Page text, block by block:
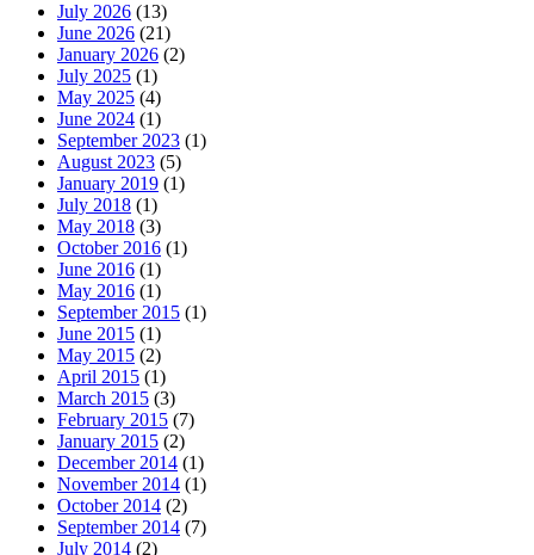
July 2026 (13)
June 2026 (21)
January 2026 (2)
July 2025 (1)
May 2025 (4)
June 2024 (1)
September 2023 (1)
August 2023 (5)
January 2019 (1)
July 2018 (1)
May 2018 (3)
October 2016 (1)
June 2016 (1)
May 2016 (1)
September 2015 (1)
June 2015 (1)
May 2015 (2)
April 2015 (1)
March 2015 (3)
February 2015 (7)
January 2015 (2)
December 2014 (1)
November 2014 (1)
October 2014 (2)
September 2014 (7)
July 2014 (2)